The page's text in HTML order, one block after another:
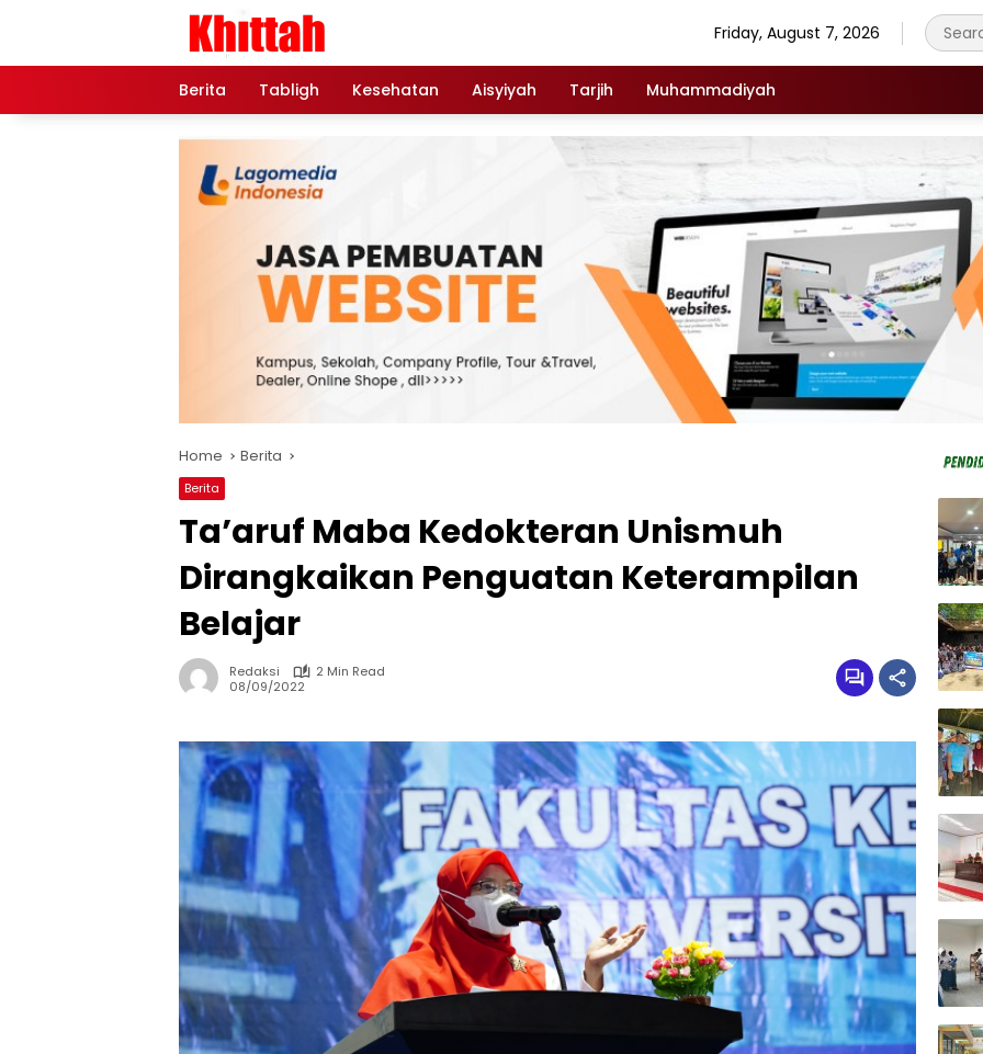
Friday, August 7, 2026
Berita Tabligh Kesehatan Aisyiyah Tarjih Muhammadiyah
Home Berita
Berita
Ta’aruf Maba Kedokteran Unismuh
Dirangkaikan Penguatan Keterampilan
Belajar
Redaksi
2 Min Read
08/09/2022